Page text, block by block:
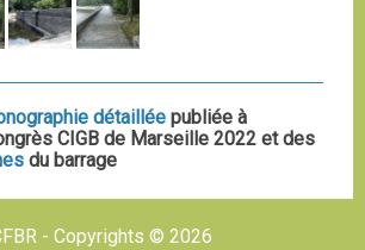
détaillée publiée à
CIGB de Marseille 2022 et des
du barrage
- Copyrights © 2026